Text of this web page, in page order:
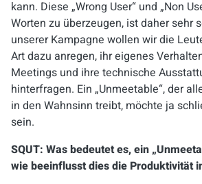
kann. Diese „Wrong User“ und „Non
Worten zu überzeugen, ist daher sehr
unserer Kampagne wollen wir die
Art dazu anregen, ihr eigenes
Meetings und ihre technische
hinterfragen. Ein „Unmeetable“, der
in den Wahnsinn treibt, möchte ja
sein.
SQUT: Was bedeutet es, ein
wie beeinflusst dies die Produktivität